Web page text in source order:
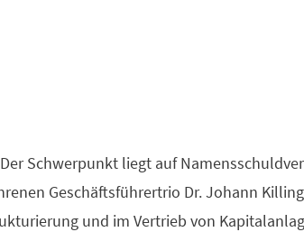
Schwerpunkt liegt auf
Geschäftsführertrio Dr. Johann
und im Vertrieb von